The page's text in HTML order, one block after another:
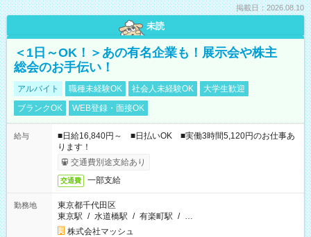
掲載日：2026.08.10
未読
＜1日～OK！＞あの有名企業も！展示会や株主
総会のお手伝い！
アルバイト 職種未経験OK 社会人未経験OK
大学生歓迎
ブランクOK
WEB登録・面接OK
給与
■日給16,840円～ ■日払いOK ■実働3時間5,120円のお仕事あ
ります！
交通費別途支給あり
交通費 一部支給
勤務地
東京都千代田区
東京駅 / 水道橋駅 / 有楽町駅 / …
株式会社マッシュ